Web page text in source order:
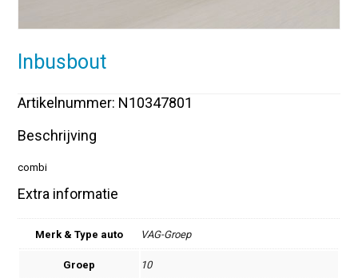
Inbusbout
Artikelnummer: N10347801
Beschrijving
combi
Extra informatie
Merk & Type auto VAG-Groep
Groep 10